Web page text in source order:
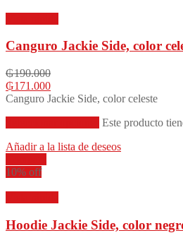
Canguro Jackie Side, color
₲190.000
₲171.000
Canguro Jackie Side, color celeste
Este producto
Añadir a la lista de deseos
10% off
Hoodie Jackie Side, color